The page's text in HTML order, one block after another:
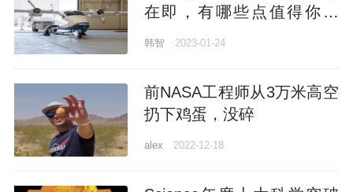
在即，有哪些点值得你关
注？
韩智 2023-01-24
前NASA工程师从3万米高空
扔下鸡蛋，没碎
alex 2022-12-18